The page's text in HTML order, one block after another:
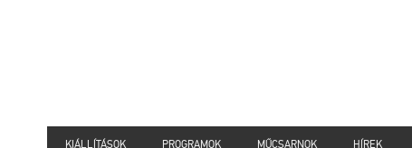
KIÁLLÍTÁSOK PROGRAMOK MŰCSARNOK HÍREK